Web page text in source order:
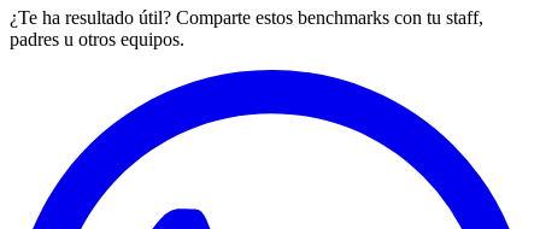
¿Te ha resultado útil? Comparte estos benchmarks con tu staff,
padres u otros equipos.